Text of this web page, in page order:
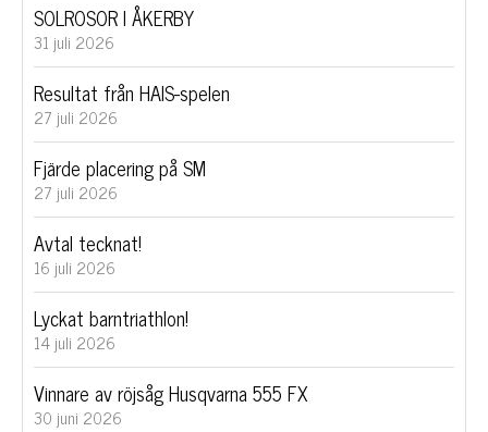
SOLROSOR I ÅKERBY
31 juli 2026
Resultat från HAIS-spelen
27 juli 2026
Fjärde placering på SM
27 juli 2026
Avtal tecknat!
16 juli 2026
Lyckat barntriathlon!
14 juli 2026
Vinnare av röjsåg Husqvarna 555 FX
30 juni 2026